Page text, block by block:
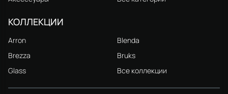
КОЛЛЕКЦИИ
Arron
Blenda
Brezza
Bruks
Glass
Все коллекции